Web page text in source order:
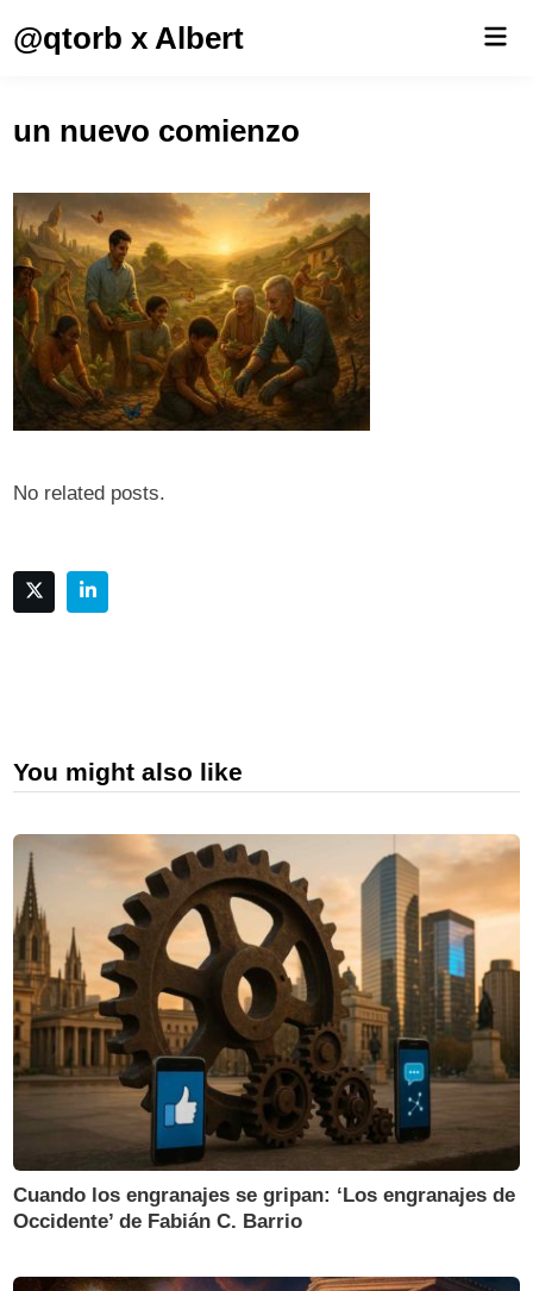
@qtorb x Albert
un nuevo comienzo
No related posts.
You might also like
Cuando los engranajes se gripan: ‘Los engranajes de
Occidente’ de Fabián C. Barrio